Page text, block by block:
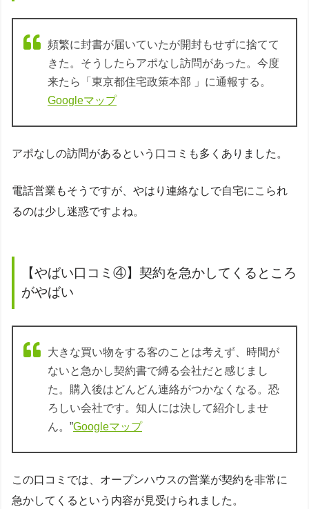
頻繁に封書が届いていたが開封もせずに捨てて
きた。そうしたらアポなし訪問があった。今度
来たら「東京都住宅政策本部 」に通報する。
Googleマップ
アポなしの訪問があるという口コミも多くありました。
電話営業もそうですが、やはり連絡なしで自宅にこられ
るのは少し迷惑ですよね。
【やばい口コミ④】契約を急かしてくるところ
がやばい
大きな買い物をする客のことは考えず、時間が
ないと急かし契約書で縛る会社だと感じまし
た。購入後はどんどん連絡がつかなくなる。恐
ろしい会社です。知人には決して紹介しませ
ん。”Googleマップ
この口コミでは、オープンハウスの営業が契約を非常に
急かしてくるという内容が見受けられました。